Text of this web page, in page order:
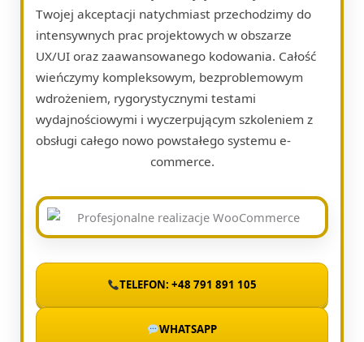
Twojej akceptacji natychmiast przechodzimy do
intensywnych prac projektowych w obszarze
UX/UI oraz zaawansowanego kodowania. Całość
wieńczymy kompleksowym, bezproblemowym
wdrożeniem, rygorystycznymi testami
wydajnościowymi i wyczerpującym szkoleniem z
obsługi całego nowo powstałego systemu e-
commerce.
TELEFON: +48 791 891 105
WHATSAPP